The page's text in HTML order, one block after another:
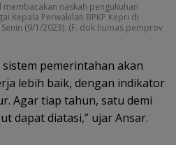
naskah pengukuhan
Kepala Perwakilan BPKP Kepri di
(9/1/2023). (F. dok humas pemprov
pemerintahan akan
lebih baik, dengan indikator
Agar tiap tahun, satu demi
dapat diatasi,” ujar Ansar.